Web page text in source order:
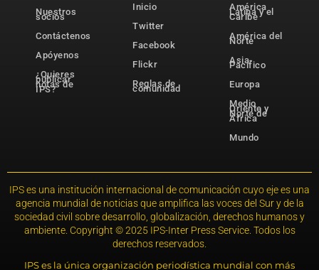
Nuestros
socios
Contáctenos
Apóyenos
¿Quieres
publicar
notas de
IPS?
Inicio
Twitter
Facebook
Flickr
Reglas de
comunidad
América
Latina y el
Caribe
América del
Norte
Asia-
Pacífico
Europa
Medio
Oriente y
Norte de
África
Mundo
IPS es una institución internacional de comunicación cuyo eje es una
agencia mundial de noticias que amplifica las voces del Sur y de la
sociedad civil sobre desarrollo, globalización, derechos humanos y
ambiente. Copyright © 2025 IPS-Inter Press Service. Todos los
derechos reservados.
IPS es la única organización periodística mundial con más